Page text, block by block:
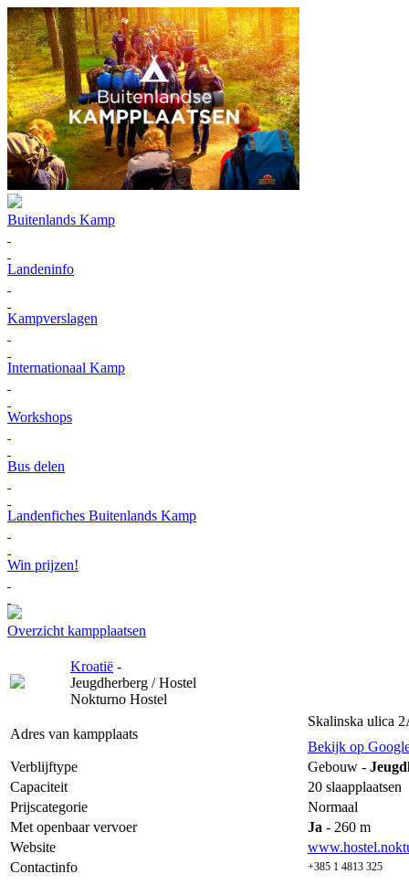
Buitenlands Kamp
Landeninfo
Kampverslagen
Internationaal Kamp
Workshops
Bus delen
Landenfiches Buitenlands Kamp
Win prijzen!
Overzicht kampplaatsen
Kroatië -
Jeugdherberg / Hostel
Nokturno Hostel
Adres van kampplaats
Skalinska ulica
Bekijk op
Verblijftype
Gebouw -
Capaciteit
20 slaapplaatsen
Prijscategorie
Normaal
Met openbaar vervoer
Ja - 260 m
Website
Contactinfo
+385 1 4813 325